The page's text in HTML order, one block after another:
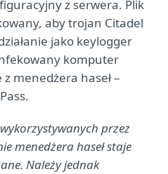
z serwera. Plik
aby trojan Citadel
jako keylogger
komputer
menedżera haseł –
przez
menedżera haseł staje
Należy jednak